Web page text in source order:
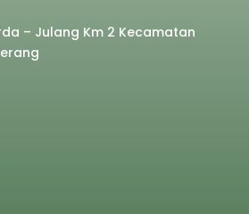
– Julang Km 2 Kecamatan